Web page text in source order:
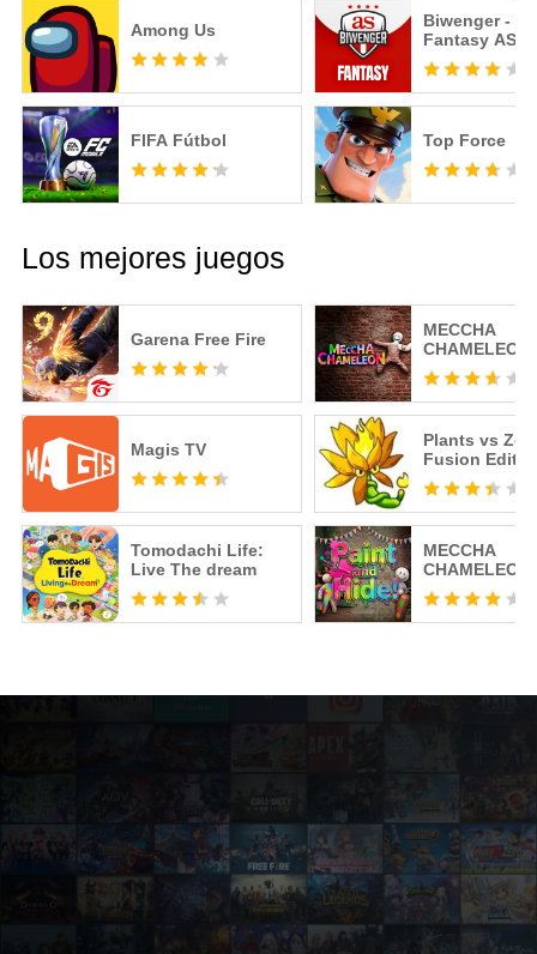
Among Us
Biwenger -
Fantasy AS
FIFA Fútbol Top Force
Los mejores juegos
Garena Free Fire
Magis TV
Tomodachi Life:
Live The dream
MECCHA
CHAMELEON
Plants vs
Fusion
MECCHA
CHAMELEON